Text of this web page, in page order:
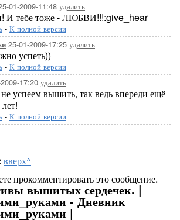
01-2009-11:48 удалить
И тебе тоже - ЛЮБВИ!!!:give_hear
- К полной версии
25-01-2009-17:25 удалить
успеть))
- К полной версии
17:20 удалить
успеем вышить, так ведь впереди ещё
- К полной версии
вверх^
прокомментировать это сообщение.
вышитых сердечек. |
- Дневник
|